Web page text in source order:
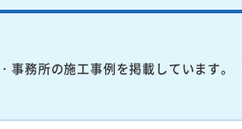
事務所の施工事例を掲載しています。